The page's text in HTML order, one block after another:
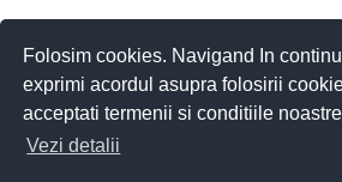
Folosim cookies. Navigand In
exprimi acordul asupra folosirii
acceptati termenii si conditiile
Vezi detalii
De închiriat